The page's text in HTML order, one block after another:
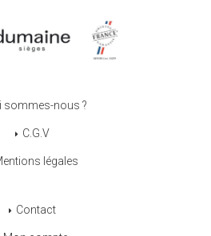
sommes-nous ?
C.G.V
légales
Contact